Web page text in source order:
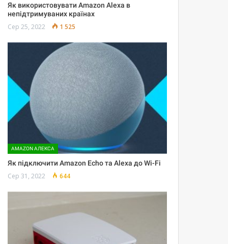
Як використовувати Amazon Alexa в
непідтримуваних країнах
Сер 25, 2022 1 525
AMAZON АЛЕКСА
Як підключити Amazon Echo та Alexa до Wi-Fi
Сер 31, 2022 644